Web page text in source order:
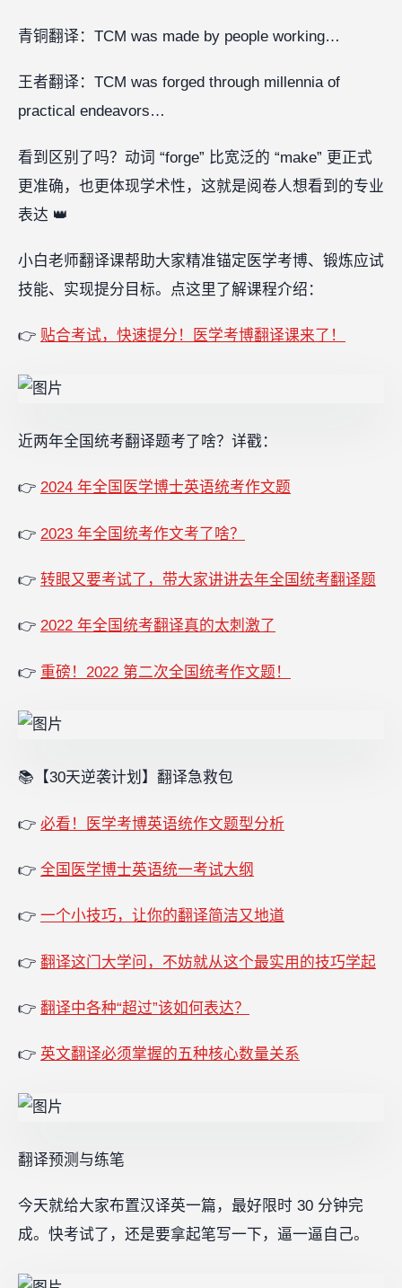
青铜翻译：TCM was made by people working…
王者翻译：TCM was forged through millennia of
practical endeavors…
看到区别了吗？动词 “forge” 比宽泛的 “make” 更正式
更准确，也更体现学术性，这就是阅卷人想看到的专业
表达 👑
小白老师翻译课帮助大家精准锚定医学考博、锻炼应试
技能、实现提分目标。点这里了解课程介绍：‍
👉 贴合考试，快速提分！医学考博翻译课来了！
近两年全国统考翻译题考了啥？详戳：
👉 2024 年全国医学博士英语统考作文题
👉 2023 年全国统考作文考了啥？
👉 转眼又要考试了，带大家讲讲去年全国统考翻译题
👉 2022 年全国统考翻译真的太刺激了
👉 重磅！2022 第二次全国统考作文题！
📚【30天逆袭计划】翻译急救包
👉 必看！医学考博英语统作文题型分析
👉 全国医学博士英语统一考试大纲
👉 一个小技巧，让你的翻译简洁又地道
👉 翻译这门大学问，不妨就从这个最实用的技巧学起
👉 翻译中各种“超过”该如何表达？
👉 英文翻译必须掌握的五种核心数量关系
翻译预测与练笔
今天就给大家布置汉译英一篇，最好限时 30 分钟完
成。快考试了，还是要拿起笔写一下，逼一逼自己。